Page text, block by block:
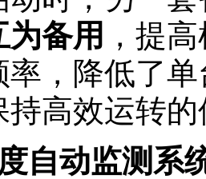
备用 ，提
率，降低了
持高效运转
自动监测系